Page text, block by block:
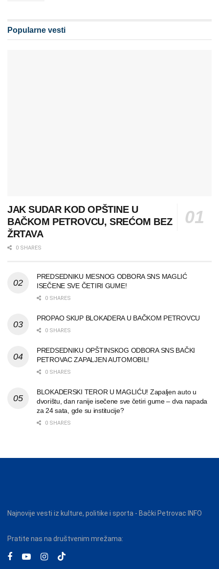
Popularne vesti
JAK SUDAR KOD OPŠTINE U
BAČKOM PETROVCU, SREĆOM BEZ
ŽRTAVA
0 SHARES
PREDSEDNIKU MESNOG ODBORA SNS MAGLIĆ
ISEČENE SVE ČETIRI GUME!
0 SHARES
PROPAO SKUP BLOKADERA U BAČKOM PETROVCU
0 SHARES
PREDSEDNIKU OPŠTINSKOG ODBORA SNS BAČKI
PETROVAC ZAPALJEN AUTOMOBIL!
0 SHARES
BLOKADERSKI TEROR U MAGLIĆU! Zapaljen auto u
dvorištu, dan ranije isečene sve četiri gume – dva napada
za 24 sata, gde su institucije?
0 SHARES
Najnovije vesti iz kulture, politike i sporta - Bački Petrovac INFO
Pratite nas na društvenim mrežama: